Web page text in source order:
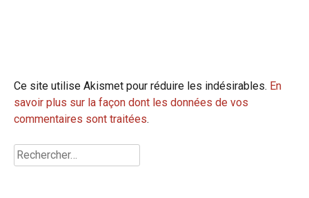
Ce site utilise Akismet pour réduire les indésirables. En
savoir plus sur la façon dont les données de vos
commentaires sont traitées.
Rechercher :